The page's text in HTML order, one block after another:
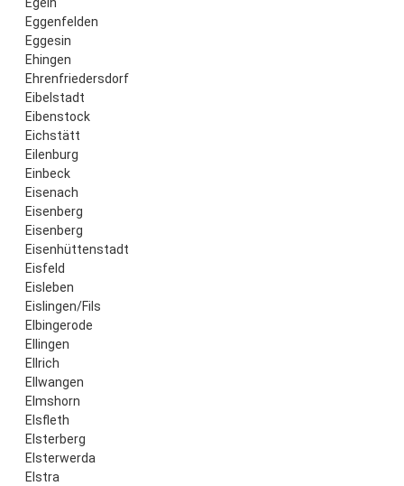
Eggenfelden
Eggesin
Ehingen
Ehrenfriedersdorf
Eibelstadt
Eibenstock
Eichstätt
Eilenburg
Einbeck
Eisenach
Eisenberg
Eisenberg
Eisenhüttenstadt
Eisfeld
Eisleben
Eislingen/Fils
Elbingerode
Ellingen
Ellrich
Ellwangen
Elmshorn
Elsfleth
Elsterberg
Elsterwerda
Elstra